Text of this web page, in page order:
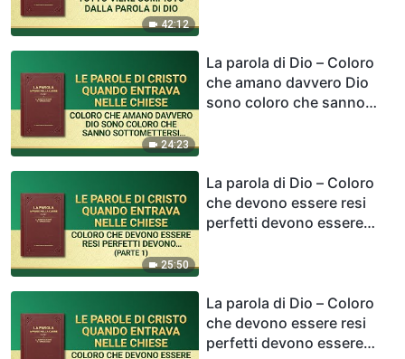
42:12
24:23
La parola di Dio – Coloro
che amano davvero Dio
sono coloro che sanno
25:50
La parola di Dio – Coloro
che devono essere resi
perfetti devono essere
La parola di Dio – Coloro
che devono essere resi
perfetti devono essere